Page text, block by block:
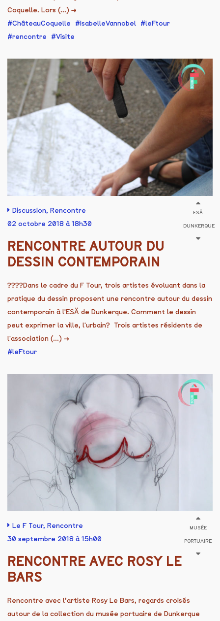
Coquelle. Lors (...) →
ChâteauCoquelle
IsabelleVannobel
leFtour
rencontre
Visite
Discussion, Rencontre
02 octobre 2018 à 18h30
ESÄ
DUNKERQUE
RENCONTRE AUTOUR DU
DESSIN CONTEMPORAIN
????Dans le cadre du F Tour, trois artistes évoluant dans la
pratique du dessin proposent une rencontre autour du dessin
contemporain à l'ESÄ de Dunkerque. Comment le dessin
peut exprimer la ville, l'urbain? Trois artistes résidents de
l'association (...) →
leFtour
Le F Tour, Rencontre
30 septembre 2018 à 15h00
MUSÉE
PORTUAIRE
RENCONTRE AVEC ROSY LE
BARS
Rencontre avec l’artiste Rosy Le Bars, regards croisés
autour de la collection du musée portuaire de Dunkerque